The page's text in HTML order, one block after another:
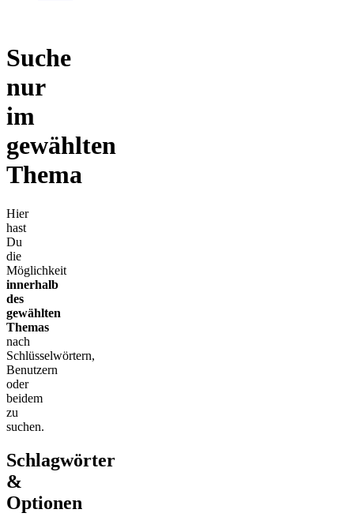
Suche
nur
im
gewählten
Thema
Hier
hast
Du
die
Möglichkeit
innerhalb
des
gewählten
Themas
nach
Schlüsselwörtern,
Benutzern
oder
beidem
zu
suchen.
Schlagwörter
&
Optionen